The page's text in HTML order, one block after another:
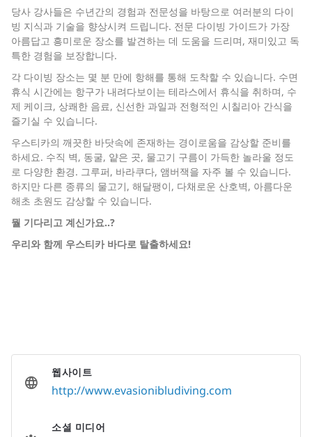
당사 강사들은 수년간의 경험과 전문성을 바탕으로 여러분의 다이
빙 지식과 기술을 향상시켜 드립니다. 전문 다이빙 가이드가 가장
아름답고 흥미로운 장소를 발견하는 데 도움을 드리며, 재미있고 독
특한 경험을 보장합니다.
각 다이빙 장소는 몇 분 만에 항해를 통해 도착할 수 있습니다. 수면
휴식 시간에는 항구가 내려다보이는 테라스에서 휴식을 취하며, 수
제 케이크, 상쾌한 음료, 신선한 과일과 전형적인 시칠리아 간식을
즐기실 수 있습니다.
우스티카의 깨끗한 바닷속에 존재하는 경이로움을 감상할 준비를
하세요. 수직 벽, 동굴, 얕은 곳, 물고기 구름이 가득한 놀라울 정도
로 다양한 환경. 그루퍼, 바라쿠다, 앰버잭을 자주 볼 수 있습니다.
하지만 다른 종류의 물고기, 해달팽이, 다채로운 산호벽, 아름다운
해초 초원도 감상할 수 있습니다.
뭘 기다리고 계신가요..?
우리와 함께 우스티카 바다로 탈출하세요!
웹사이트
http://www.evasionibludiving.com
소셜 미디어